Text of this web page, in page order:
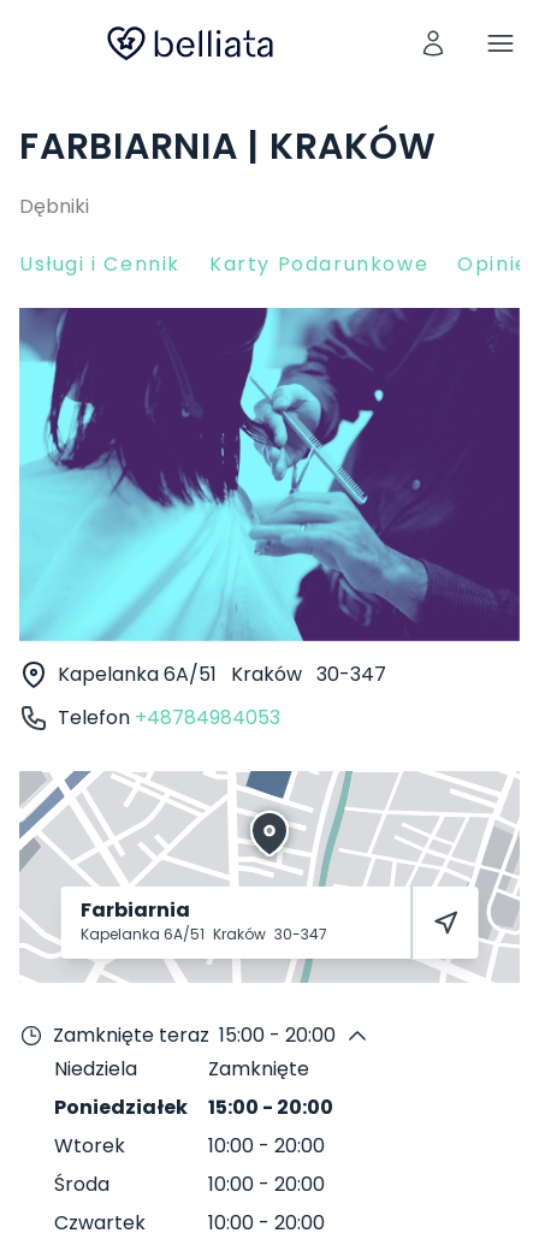
FARBIARNIA | KRAKÓW
Dębniki
Usługi i Cennik Karty Podarunkowe Opinie
Kapelanka 6A/51 Kraków 30-347
Telefon +48784984053
Farbiarnia
Kapelanka 6A/51 Kraków 30-347
Zamknięte teraz 15:00 - 20:00
Niedziela
Zamknięte
Poniedziałek
15:00 - 20:00
Wtorek
10:00 - 20:00
Środa
10:00 - 20:00
Czwartek
10:00 - 20:00